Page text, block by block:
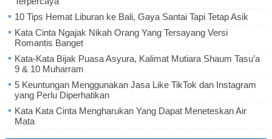
10 Tips Hemat Liburan ke Bali, Gaya Santai Tapi Tetap Asik
Kata Cinta Ngajak Nikah Orang Yang Tersayang Versi
Romantis Banget
Kata-Kata Bijak Puasa Asyura, Kalimat Mutiara Shaum Tasu’a
9 & 10 Muharram
5 Keuntungan Menggunakan Jasa Like TikTok dan Instagram
yang Perlu Diperhatikan
Kata Kata Cinta Mengharukan Yang Dapat Meneteskan Air
Mata